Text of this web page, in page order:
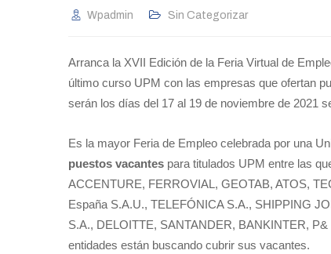
Wpadmin Sin Categorizar
Arranca la XVII Edición de la Feria Virtual de
último curso UPM con las empresas que ofertan
serán los días del 17 al 19 de noviembre de 2021
Es la mayor Feria de Empleo celebrada por una
puestos vacantes para titulados UPM entre las
ACCENTURE, FERROVIAL, GEOTAB, ATOS,
España S.A.U., TELEFÓNICA S.A., SHIPPING
S.A., DELOITTE, SANTANDER, BANKINTER,
entidades están buscando cubrir sus vacantes.